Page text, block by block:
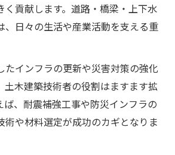
く貢献します。道路・橋梁・上下水
、日々の生活や産業活動を支える重
たインフラの更新や災害対策の強化
土木建築技術者の役割はますます拡
ば、耐震補強工事や防災インフラの
術や材料選定が成功のカギとなりま